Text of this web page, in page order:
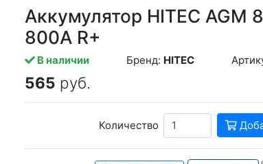
Аккумулятор HITEC AGM
800A R+
В наличии Бренд: HITEC
565 руб.
Количество